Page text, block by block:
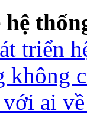
triển
không
ai